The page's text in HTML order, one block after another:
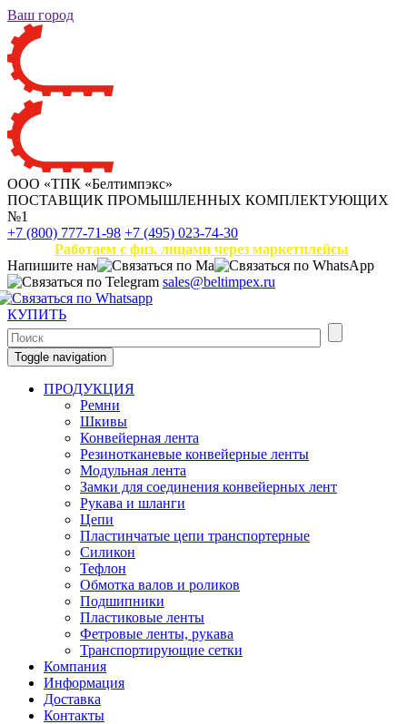
Ваш город
ООО «ТПК «Белтимпэкс»
ПОСТАВЩИК ПРОМЫШЛЕННЫХ КОМПЛЕКТУЮЩИХ
№1
+7 (800) 777-71-98 +7 (495) 023-74-30
Работаем с физ. лицами через маркетплейсы
Напишите нам
sales@beltimpex.ru
КУПИТЬ
Toggle navigation
ПРОДУКЦИЯ
Ремни
Шкивы
Конвейерная лента
Резинотканевые конвейерные ленты
Модульная лента
Замки для соединения конвейерных лент
Рукава и шланги
Цепи
Пластинчатые цепи транспортерные
Силикон
Тефлон
Обмотка валов и роликов
Подшипники
Пластиковые ленты
Фетровые ленты, рукава
Транспортирующие сетки
Компания
Информация
Доставка
Контакты